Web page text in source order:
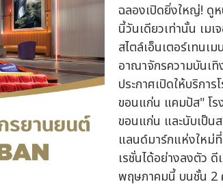
ฉลองเปิดยิ่งใหญ่! ดู
นี้วันเดียวเท่านั้น เม
สไตล์เอ็นเตอร์เทนเ
อาณาจักรความบันเ
ประกาศเปิดให้บริกา
ขอนแก่น แคมปัส" โร
ขอนแก่น และนับเป็น
แลนด์มาร์กแห่งใหม่
เรชั่นได้อย่างลงตัว
พฤษภาคมนี้ บนชั้น 2